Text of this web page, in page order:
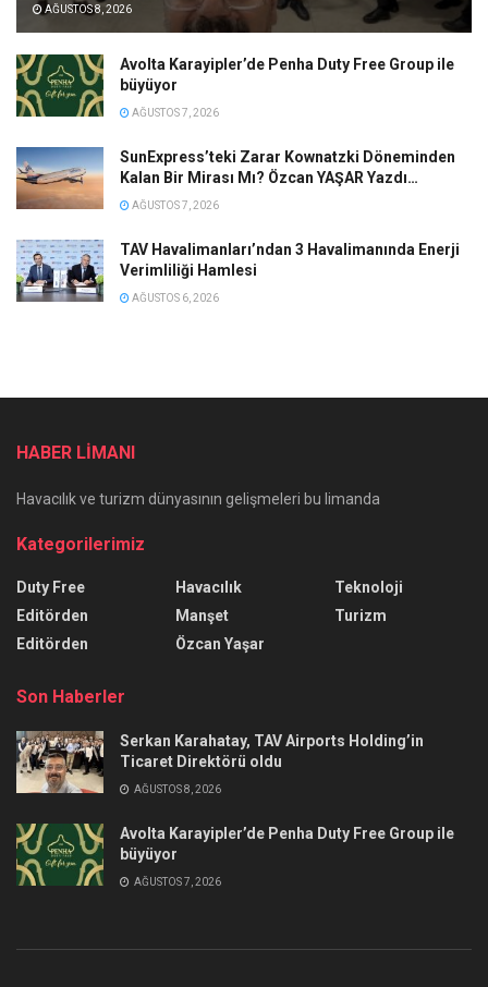
AĞUSTOS 8, 2026
Avolta Karayipler’de Penha Duty Free Group ile
büyüyor
AĞUSTOS 7, 2026
SunExpress’teki Zarar Kownatzki Döneminden
Kalan Bir Mirası Mı? Özcan YAŞAR Yazdı…
AĞUSTOS 7, 2026
TAV Havalimanları’ndan 3 Havalimanında Enerji
Verimliliği Hamlesi
AĞUSTOS 6, 2026
HABER LİMANI
Havacılık ve turizm dünyasının gelişmeleri bu limanda
Kategorilerimiz
Duty Free
Editörden
Editörden
Havacılık
Manşet
Özcan Yaşar
Teknoloji
Turizm
Son Haberler
Serkan Karahatay, TAV Airports Holding’in
Ticaret Direktörü oldu
AĞUSTOS 8, 2026
Avolta Karayipler’de Penha Duty Free Group ile
büyüyor
AĞUSTOS 7, 2026